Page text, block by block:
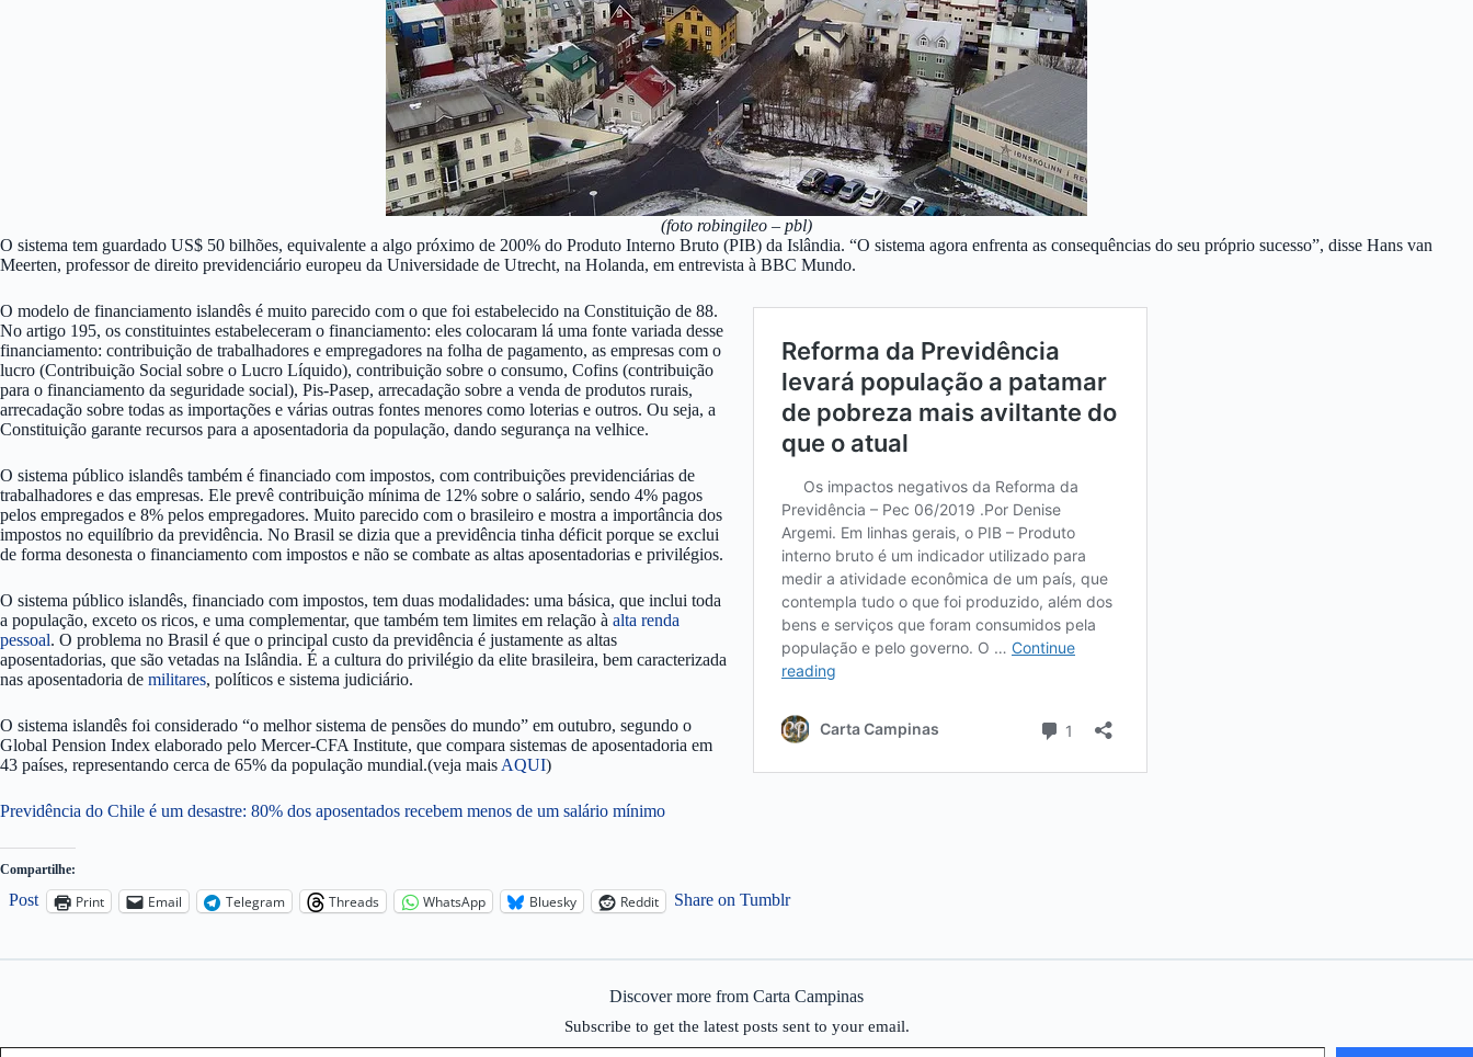
(foto robingileo – pbl)
O sistema tem guardado US$ 50 bilhões, equivalente a algo próximo de 200% do Produto Interno Bruto (PIB) da Islândia. “O sistema agora enfrenta as consequências do seu próprio sucesso”, disse Hans van
Meerten, professor de direito previdenciário europeu da Universidade de Utrecht, na Holanda, em entrevista à BBC Mundo.
O modelo de financiamento islandês é muito parecido com o que foi estabelecido na Constituição de 88.
No artigo 195, os constituintes estabeleceram o financiamento: eles colocaram lá uma fonte variada desse
financiamento: contribuição de trabalhadores e empregadores na folha de pagamento, as empresas com o
lucro (Contribuição Social sobre o Lucro Líquido), contribuição sobre o consumo, Cofins (contribuição
para o financiamento da seguridade social), Pis-Pasep, arrecadação sobre a venda de produtos rurais,
arrecadação sobre todas as importações e várias outras fontes menores como loterias e outros. Ou seja, a
Constituição garante recursos para a aposentadoria da população, dando segurança na velhice.
O sistema público islandês também é financiado com impostos, com contribuições previdenciárias de
trabalhadores e das empresas. Ele prevê contribuição mínima de 12% sobre o salário, sendo 4% pagos
pelos empregados e 8% pelos empregadores. Muito parecido com o brasileiro e mostra a importância dos
impostos no equilíbrio da previdência. No Brasil se dizia que a previdência tinha déficit porque se exclui
de forma desonesta o financiamento com impostos e não se combate as altas aposentadorias e privilégios.
O sistema público islandês, financiado com impostos, tem duas modalidades: uma básica, que inclui toda
a população, exceto os ricos, e uma complementar, que também tem limites em relação à alta renda
pessoal. O problema no Brasil é que o principal custo da previdência é justamente as altas
aposentadorias, que são vetadas na Islândia. É a cultura do privilégio da elite brasileira, bem caracterizada
nas aposentadoria de militares, políticos e sistema judiciário.
O sistema islandês foi considerado “o melhor sistema de pensões do mundo” em outubro, segundo o
Global Pension Index elaborado pelo Mercer-CFA Institute, que compara sistemas de aposentadoria em
43 países, representando cerca de 65% da população mundial.(veja maisAQUI)
Previdência do Chile é um desastre: 80% dos aposentados recebem menos de um salário mínimo
Compartilhe:
Post Print Email Telegram Threads WhatsApp Bluesky Reddit Share on Tumblr
Discover more from Carta Campinas
Subscribe to get the latest posts sent to your email.
Type your email…